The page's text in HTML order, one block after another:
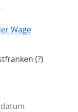
Wage
(?)